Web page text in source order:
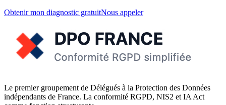
Obtenir mon diagnostic gratuitNous appeler
Le premier groupement de Délégués à la Protection des Données
indépendants de France. La conformité RGPD, NIS2 et IA Act